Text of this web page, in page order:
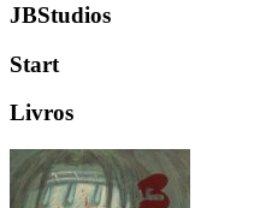
JBStudios
Start
Livros